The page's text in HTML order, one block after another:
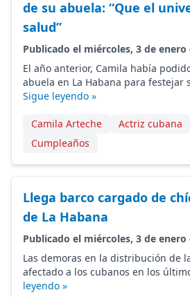
de su abuela: “Que el
salud”
Publicado el miércoles, 3 de enero
El año anterior, Camila había
abuela en La Habana para festejar
Sigue leyendo »
Camila Arteche Actriz cubana
Cumpleaños
Llega barco cargado de
de La Habana
Publicado el miércoles, 3 de enero
Las demoras en la distribución de
afectado a los cubanos en los
leyendo »